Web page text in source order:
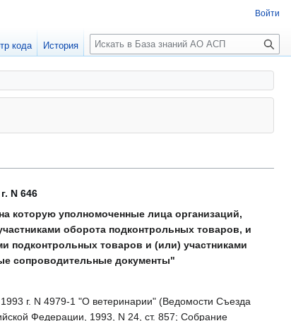
N 646
которую уполномоченные лица организаций,
оборота подконтрольных товаров, и
подконтрольных товаров и (или) участниками
сопроводительные документы"
г. N 4979-1 "О ветеринарии" (Ведомости Съезда
Федерации, 1993, N 24, ст. 857; Собрание
Войти
кода История
П
о
и
с
к